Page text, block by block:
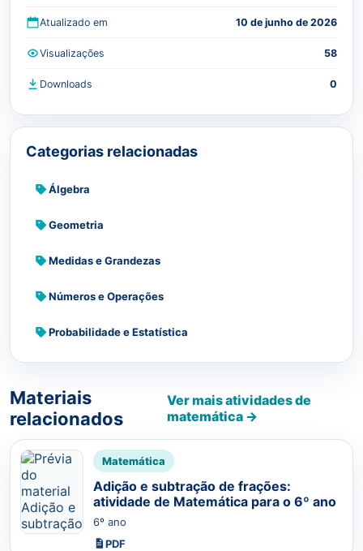
Atualizado em 10 de junho de 2026
Visualizações 58
Downloads 0
Categorias relacionadas
Álgebra
Geometria
Medidas e Grandezas
Números e Operações
Probabilidade e Estatística
Materiais
relacionados
Ver mais atividades de
matemática →
Matemática
Adição e subtração de frações:
atividade de Matemática para o 6º ano
6º ano
PDF